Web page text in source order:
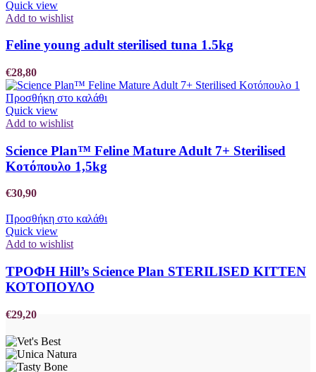
Quick view
Add to wishlist
Feline young adult sterilised tuna 1.5kg
€28,80
Προσθήκη στο καλάθι
Quick view
Add to wishlist
Science Plan™ Feline Mature Adult 7+ Sterilised
Κοτόπουλο 1,5kg
€30,90
Προσθήκη στο καλάθι
Quick view
Add to wishlist
ΤΡΟΦΗ Hill’s Science Plan STERILISED KITTEN
ΚΟΤΟΠΟΥΛΟ
€29,20